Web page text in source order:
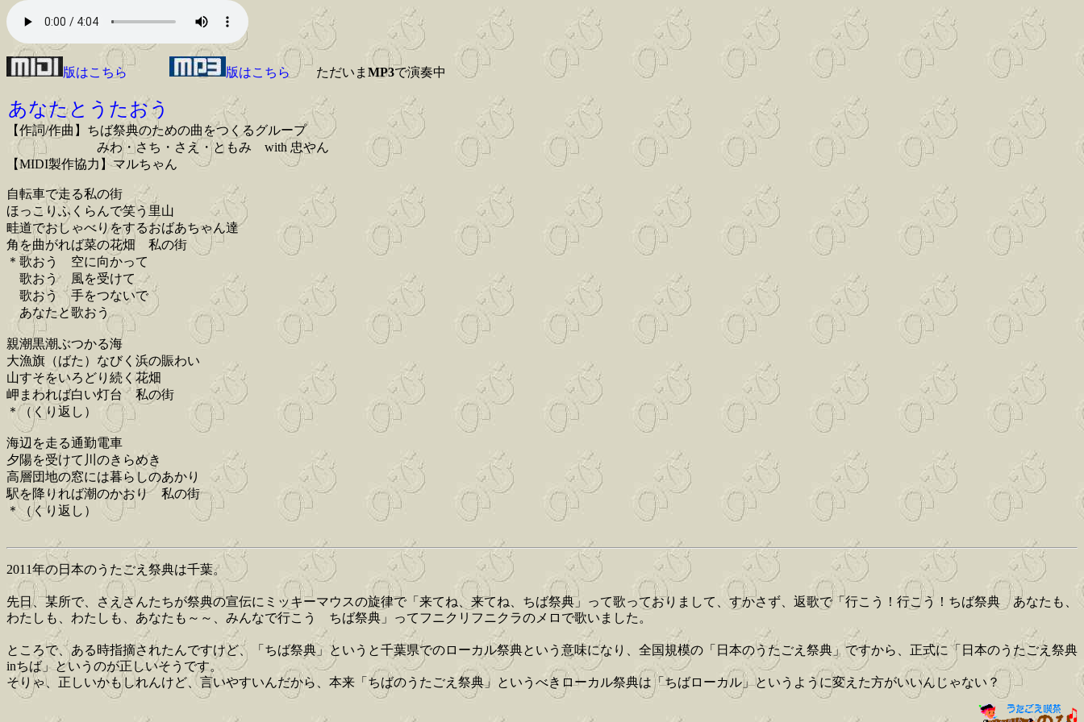
版はこちら 版はこちらただいま MP3で演奏中
あなたとうたおう
【作詞/作曲】ちば祭典のための曲をつくるグループ
みわ・さち・さえ・ともみ with 忠やん
【MIDI製作協力】マルちゃん
自転車で走る私の街
ほっこりふくらんで笑う里山
畦道でおしゃべりをするおばあちゃん達
角を曲がれば菜の花畑 私の街
＊歌おう 空に向かって
歌おう 風を受けて
歌おう 手をつないで
あなたと歌おう
親潮黒潮ぶつかる海
大漁旗（ばた）なびく浜の賑わい
山すそをいろどり続く花畑
岬まわれば白い灯台 私の街
＊（くり返し）
海辺を走る通勤電車
夕陽を受けて川のきらめき
高層団地の窓には暮らしのあかり
駅を降りれば潮のかおり 私の街
＊（くり返し）
2011年の日本のうたごえ祭典は千葉。
先日、某所で、さえさんたちが祭典の宣伝にミッキーマウスの旋律で「来てね、来てね、ちば祭典」って歌っておりまして、すかさず、返歌で「行こう！行こう！ちば祭典 あなたも、
わたしも、わたしも、あなたも～～、みんなで行こう ちば祭典」ってフニクリフニクラのメロで歌いました。
ところで、ある時指摘されたんですけど、「ちば祭典」というと千葉県でのローカル祭典という意味になり、全国規模の「日本のうたごえ祭典」ですから、正式に「日本のうたごえ祭典
inちば」というのが正しいそうです。
そりゃ、正しいかもしれんけど、言いやすいんだから、本来「ちばのうたごえ祭典」というべきローカル祭典は「ちばローカル」というように変えた方がいいんじゃない？